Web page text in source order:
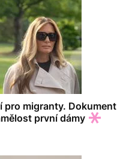
pro migranty. Dokument
první dámy